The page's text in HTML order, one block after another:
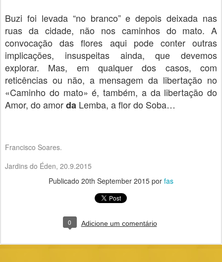
Buzi foi levada “no branco” e depois deixada nas
ruas da cidade, não nos caminhos do mato. A
convocação das flores aqui pode conter outras
implicações, insuspeitas ainda, que devemos
explorar. Mas, em qualquer dos casos, com
reticências ou não, a mensagem da libertação no
«Caminho do mato» é, também, a da libertação do
Amor, do amorda Lemba, a flor do Soba…
Francisco Soares.
Jardins do Éden, 20.9.2015
Publicado 20th September 2015 por fas
0 Adicione um comentário